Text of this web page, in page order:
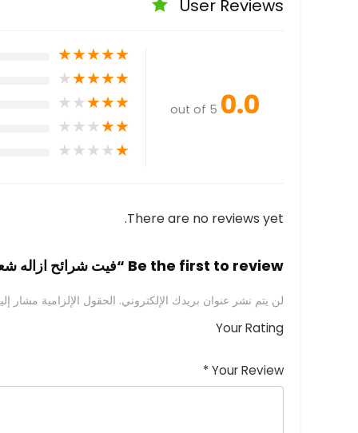
User Reviews
0.0
out of 5
★
★
★
★
★
★
★
★
★
★
★
★
★
★
★
★
★
★
★
★
★
★
★
★
★
There are no reviews yet.
Be the first to review “فيت شرائح ازاله شعر جسم 20 عبوه بشره الجافه”
لن يتم نشر عنوان بريدك الإلكتروني. الحقول الإلزامية مشار
Your Rating
Your Review
*